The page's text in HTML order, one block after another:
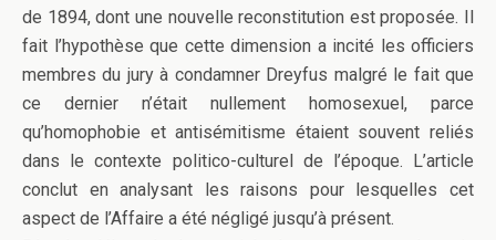
de 1894, dont une nouvelle reconstitution est proposée. Il
fait l’hypothèse que cette dimension a incité les officiers
membres du jury à condamner Dreyfus malgré le fait que
ce dernier n’était nullement homosexuel, parce
qu’homophobie et antisémitisme étaient souvent reliés
dans le contexte politico-culturel de l’époque. L’article
conclut en analysant les raisons pour lesquelles cet
aspect de l’Affaire a été négligé jusqu’à présent.